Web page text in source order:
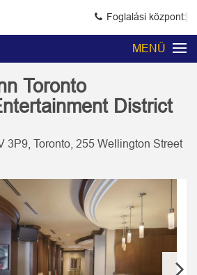
Foglalási központ:
MENÜ
Toronto
District
3P9, Toronto, 255 Wellington Street